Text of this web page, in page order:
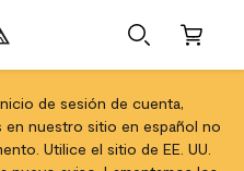
de sesión de cuenta,
nuestro sitio en español no
Utilice el sitio de EE. UU.